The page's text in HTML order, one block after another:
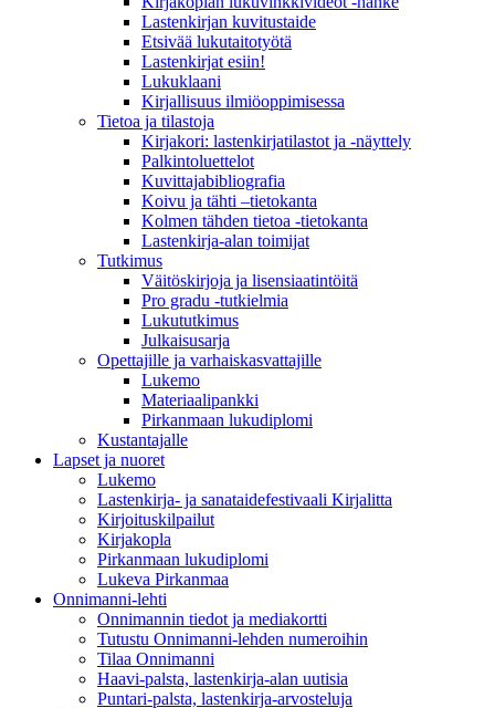
Lastenkirjan kuvitustaide
Etsivää lukutaitotyötä
Lastenkirjat esiin!
Lukuklaani
Kirjallisuus ilmiöoppimisessa
Tietoa ja tilastoja
Kirjakori: lastenkirjatilastot ja -näyttely
Palkintoluettelot
Kuvittaja­bibliografia
Koivu ja tähti –tietokanta
Kolmen tähden tietoa -tietokanta
Lastenkirja-alan toimijat
Tutkimus
Väitöskirjoja ja lisensiaatintöitä
Pro gradu -tutkielmia
Lukututkimus
Julkaisusarja
Opettajille ja varhaiskasvattajille
Lukemo
Materiaalipankki
Pirkanmaan lukudiplomi
Kustantajalle
Lapset ja nuoret
Lukemo
Lastenkirja- ja sanataidefestivaali Kirjalitta
Kirjoituskilpailut
Kirjakopla
Pirkanmaan lukudiplomi
Lukeva Pirkanmaa
Onnimanni-lehti
Onnimannin tiedot ja mediakortti
Tutustu Onnimanni-lehden numeroihin
Tilaa Onnimanni
Haavi-palsta, lastenkirja-alan uutisia
Puntari-palsta, lastenkirja-arvosteluja